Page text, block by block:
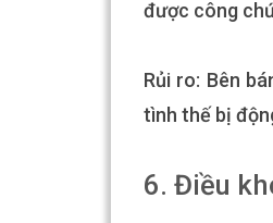
được công
Rủi ro: Bên
tình thế bị
6. Điều